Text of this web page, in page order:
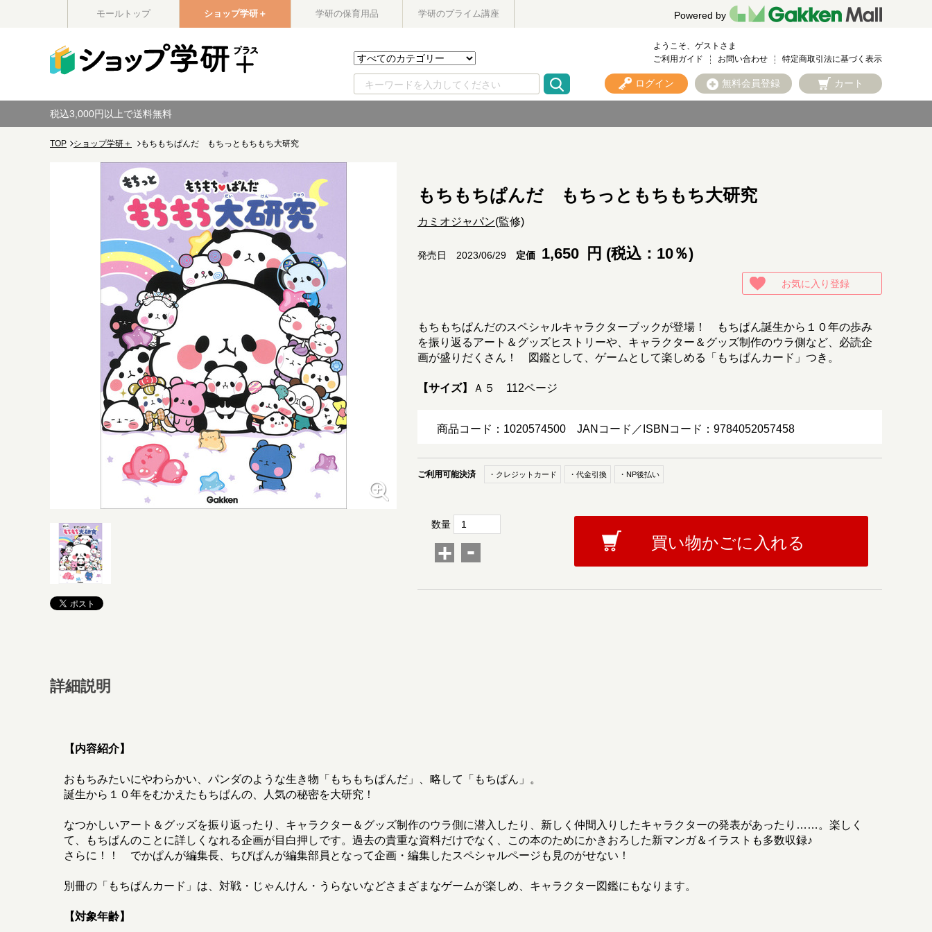
モールトップ ショップ学研＋ 学研の保育用品 学研のプライム講座 Powered by
ようこそ、ゲストさま
ご利用ガイド
お問い合わせ 特定商取引法に基づく表示
ログイン 無料会員登録 カート
税込3,000円以上で送料無料
TOP ショップ学研＋ もちもちぱんだ もちっともちもち大研究
もちもちぱんだ もちっともちもち大研究
カミオジャパン(監修)
発売日 2023/06/29 定価 1,650 円 (税込：10％)
お気に入り登録
もちもちぱんだのスペシャルキャラクターブックが登場！ もちぱん誕生から１０年の歩み
を振り返るアート＆グッズヒストリーや、キャラクター＆グッズ制作のウラ側など、必読企
画が盛りだくさん！ 図鑑として、ゲームとして楽しめる「もちぱんカード」つき。
【サイズ】 Ａ５ 112ページ
商品コード：1020574500 JANコード／ISBNコード：9784052057458
ご利用可能決済 ・クレジットカード ・代金引換 ・NP後払い
数量
+ - 買い物かごに入れる
詳細説明
【内容紹介】
おもちみたいにやわらかい、パンダのような生き物「もちもちぱんだ」、略して「もちぱん」。
誕生から１０年をむかえたもちぱんの、人気の秘密を大研究！
なつかしいアート＆グッズを振り返ったり、キャラクター＆グッズ制作のウラ側に潜入したり、新しく仲間入りしたキャラクターの発表があったり……。楽しく
て、もちぱんのことに詳しくなれる企画が目白押しです。過去の貴重な資料だけでなく、この本のためにかきおろした新マンガ＆イラストも多数収録♪
さらに！！ でかぱんが編集長、ちびぱんが編集部員となって企画・編集したスペシャルページも見のがせない！
別冊の「もちぱんカード」は、対戦・じゃんけん・うらないなどさまざまなゲームが楽しめ、キャラクター図鑑にもなります。
【対象年齢】